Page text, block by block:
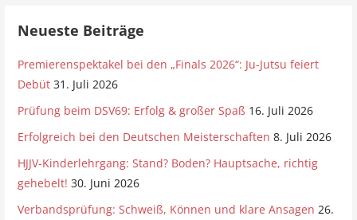
Neueste Beiträge
Premierenspektakel bei den „Finals 2026“: Ju-Jutsu feiert
Debüt 31. Juli 2026
Prüfung beim DSV69: Erfolg & großer Spaß 16. Juli 2026
Erfolgreich bei den Deutschen Meisterschaften 8. Juli 2026
HJJV-Kinderlehrgang: Stand? Boden? Hauptsache, richtig
gehebelt! 30. Juni 2026
Verbandsprüfung: Schweiß, Können und klare Ansagen 26.